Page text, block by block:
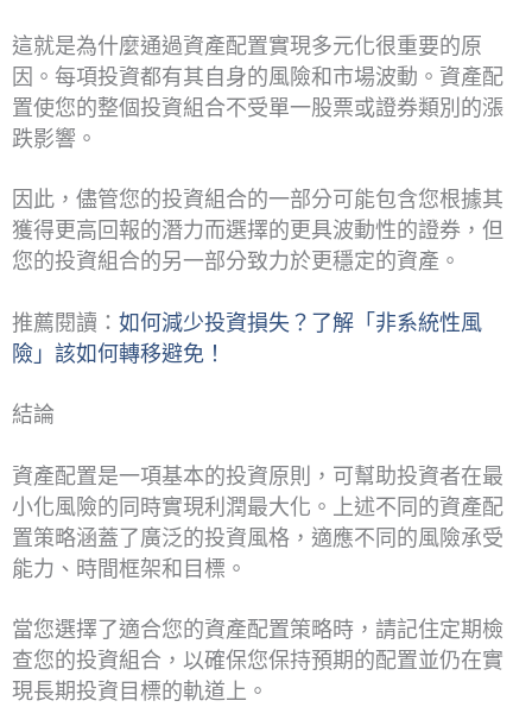
這就是為什麼通過資產配置實現多元化很重要的原
因。每項投資都有其自身的風險和市場波動。資產配
置使您的整個投資組合不受單一股票或證券類別的漲
跌影響。
因此，儘管您的投資組合的一部分可能包含您根據其
獲得更高回報的潛力而選擇的更具波動性的證券，但
您的投資組合的另一部分致力於更穩定的資產。
推薦閱讀： 如何減少投資損失？了解「非系統性風
險」該如何轉移避免！
結論
資產配置是一項基本的投資原則，可幫助投資者在最
小化風險的同時實現利潤最大化。上述不同的資產配
置策略涵蓋了廣泛的投資風格，適應不同的風險承受
能力、時間框架和目標。
當您選擇了適合您的資產配置策略時，請記住定期檢
查您的投資組合，以確保您保持預期的配置並仍在實
現長期投資目標的軌道上。